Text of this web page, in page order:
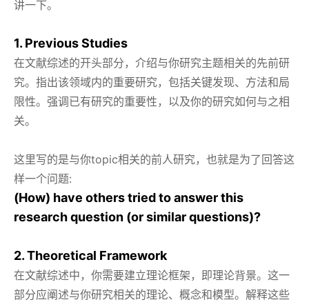
讲一下。
1. Previous Studies
在文献综述的开头部分，介绍与你研究主题相关的先前研
究。指出该领域内的重要研究，包括关键发现、方法和局
限性。强调已有研究的重要性，以及你的研究如何与之相
关。
这里写的是与你topic相关的前人研究，也就是为了回答这
样一个问题:
(How) have others tried to answer this
research question (or similar questions)?
2. Theoretical Framework
在文献综述中，你需要建立理论框架，即理论背景。这一
部分应阐述与你研究相关的理论、概念和模型。解释这些